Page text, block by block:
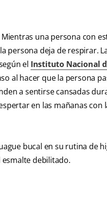
una persona con
persona deja de respirar.
el Instituto Nacional
al hacer que la persona
a sentirse cansadas
en las mañanas con
bucal en su rutina de
debilitado.